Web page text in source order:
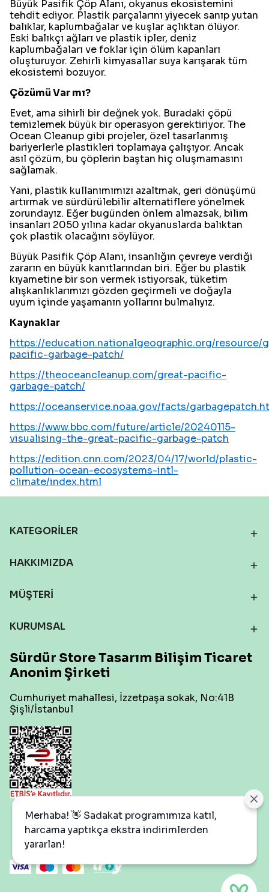
Büyük Pasifik Çöp Alanı, okyanus ekosistemini
tehdit ediyor. Plastik parçalarını yiyecek sanıp yutan
balıklar, kaplumbağalar ve kuşlar açlıktan ölüyor.
Eski balıkçı ağları ve plastik ipler, deniz
kaplumbağaları ve foklar için ölüm kapanları
oluşturuyor. Zehirli kimyasallar suya karışarak tüm
ekosistemi bozuyor.
Çözümü Var mı?
Evet, ama sihirli bir değnek yok. Buradaki çöpü
temizlemek büyük bir operasyon gerektiriyor. The
Ocean Cleanup gibi projeler, özel tasarlanmış
bariyerlerle plastikleri toplamaya çalışıyor. Ancak
asıl çözüm, bu çöplerin baştan hiç oluşmamasını
sağlamak.
Yani, plastik kullanımımızı azaltmak, geri dönüşümü
artırmak ve sürdürülebilir alternatiflere yönelmek
zorundayız. Eğer bugünden önlem almazsak, bilim
insanları 2050 yılına kadar okyanuslarda balıktan
çok plastik olacağını söylüyor.
Büyük Pasifik Çöp Alanı, insanlığın çevreye verdiği
zararın en büyük kanıtlarından biri. Eğer bu plastik
kıyametine bir son vermek istiyorsak, tüketim
alışkanlıklarımızı gözden geçirmeli ve doğayla
uyum içinde yaşamanın yollarını bulmalıyız.
Kaynaklar
https://education.nationalgeographic.org/resource/
pacific-garbage-patch/
https://theoceancleanup.com/great-pacific-
garbage-patch/
https://oceanservice.noaa.gov/facts/
https://www.bbc.com/future/article/20240115-
visualising-the-great-pacific-garbage-patch
https://edition.cnn.com/2023/04/17/world/plastic-
pollution-ocean-ecosystems-intl-
climate/index.html
KATEGORİLER
HAKKIMIZDA
MÜŞTERİ
KURUMSAL
Sürdür Store Tasarım Bilişim Ticaret
Anonim Şirketi
Cumhuriyet mahallesi, İzzetpaşa sokak, No:41B
Şişli/İstanbul
Merhaba! 👋 Sadakat programımıza katıl,
harcama yaptıkça ekstra indirimlerden
yararlan!